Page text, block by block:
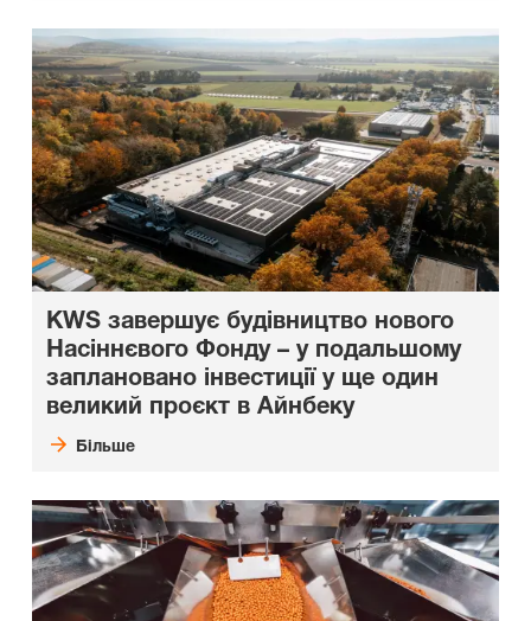
KWS завершує будівництво нового
Насіннєвого Фонду – у подальшому
заплановано інвестиції у ще один
великий проєкт в Айнбеку
Більше